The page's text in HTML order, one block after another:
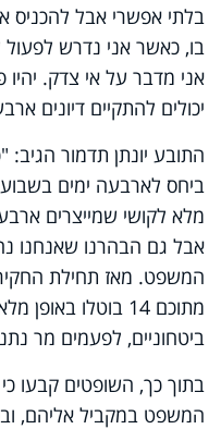
בלתי אפשרי אבל להכניס
בו, כאשר אני נדרש לפעול
אני מדבר על אי צדק.
יכולים להתקיים דיונים
התובע יונתן תדמור
ביחס לארבעה ימים
מלא לקושי שמייצרים
אבל גם הבהרנו שאנחנו
מתוכם 14 בוטלו
ביטחוניים, לפעמים מר
בתוך כך, השופטים קבעו
המשפט במקביל אליהם,